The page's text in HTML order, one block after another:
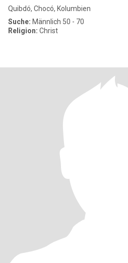
Quibdó, Chocó, Kolumbien
Suche: Männlich 50 - 70
Religion: Christ